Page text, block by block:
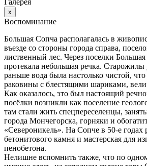
х
Воспоминание
Большая Сопча располагалась в
въезде со стороны города справа,
лиственный лес. Через поселки
протекала небольшая речка. Старожилы
раньше вода была настолько чистой,
раковины с блестящими шариками,
Как оказалось, это был настоящий
посёлки возникли как поселение
там стали жить спецпереселенцы,
города Мончегорска, горняки и
«Североникель». На Сопче в 50-е годах
бетонитового камня и мастерская для
пенобетона.
Нелишне вспомнить также, что по